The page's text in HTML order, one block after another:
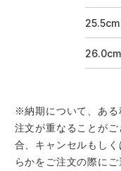
25.5cm
26.0cm
※納期について、ある
注文が重なることが
合、キャンセルもし
らかをご注文の際にご